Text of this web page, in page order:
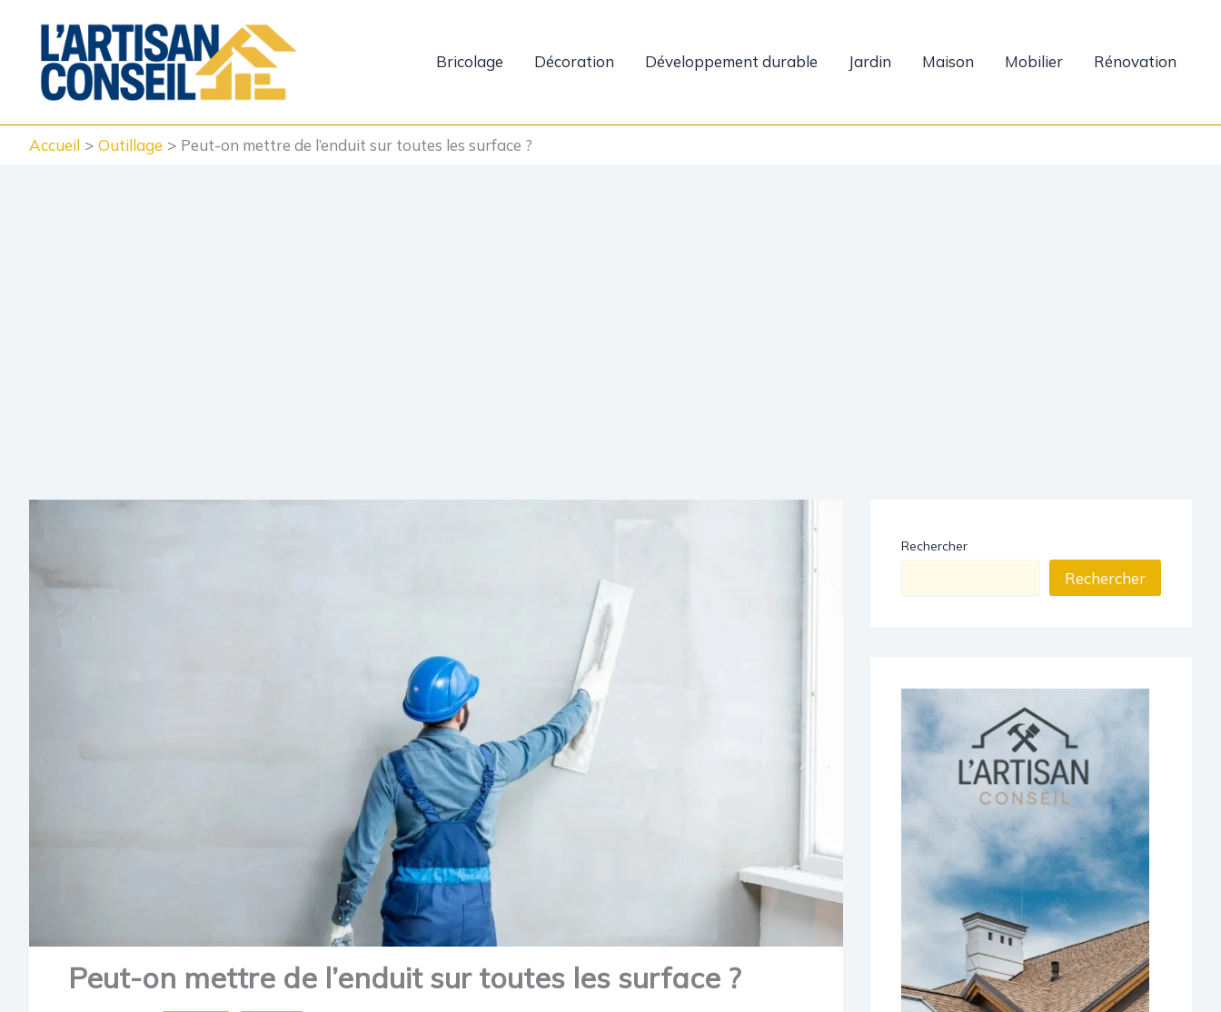
contenu
Bricolage Décoration Développement durable Jardin Maison Mobilier Rénovation
Accueil Outillage Peut-on mettre de l’enduit sur toutes les surface ?
Peut-on mettre de l’enduit sur toutes les surface ?
Rechercher
Rechercher